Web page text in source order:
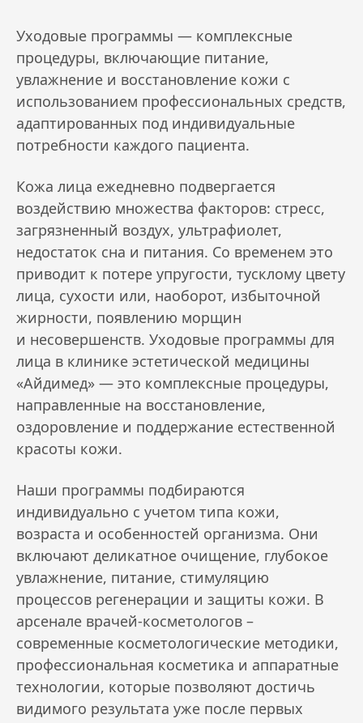
Уходовые программы — комплексные
процедуры, включающие питание,
увлажнение и восстановление кожи с
использованием профессиональных средств,
адаптированных под индивидуальные
потребности каждого пациента.
Кожа лица ежедневно подвергается
воздействию множества факторов: стресс,
загрязненный воздух, ультрафиолет,
недостаток сна и питания. Со временем это
приводит к потере упругости, тусклому цвету
лица, сухости или, наоборот, избыточной
жирности, появлению морщин
и несовершенств. Уходовые программы для
лица в клинике эстетической медицины
«Айдимед» — это комплексные процедуры,
направленные на восстановление,
оздоровление и поддержание естественной
красоты кожи.
Наши программы подбираются
индивидуально с учетом типа кожи,
возраста и особенностей организма. Они
включают деликатное очищение, глубокое
увлажнение, питание, стимуляцию
процессов регенерации и защиты кожи. В
арсенале врачей-косметологов –
современные косметологические методики,
профессиональная косметика и аппаратные
технологии, которые позволяют достичь
видимого результата уже после первых